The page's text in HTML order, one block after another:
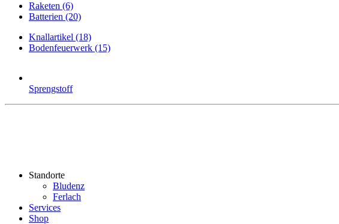
Raketen (6)
Batterien (20)
Knallartikel (18)
Bodenfeuerwerk (15)
Sprengstoff
Standorte
Bludenz
Ferlach
Services
Shop